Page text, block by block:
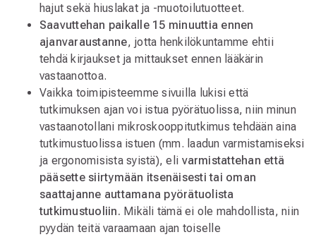
hajut sekä hiuslakat ja -muotoilutuotteet.
Saavuttehan paikalle 15 minuuttia ennen
ajanvaraustanne, jotta henkilökuntamme ehtii
tehdä kirjaukset ja mittaukset ennen lääkärin
vastaanottoa.
Vaikka toimipisteemme sivuilla lukisi että
tutkimuksen ajan voi istua pyörätuolissa, niin minun
vastaanotollani mikroskooppitutkimus tehdään aina
tutkimustuolissa istuen (mm. laadun varmistamiseksi
ja ergonomisista syistä), eli varmistattehan että
pääsette siirtymään itsenäisesti tai oman
saattajanne auttamana pyörätuolista
tutkimustuoliin. Mikäli tämä ei ole mahdollista, niin
pyydän teitä varaamaan ajan toiselle